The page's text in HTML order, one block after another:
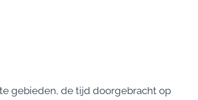
gebieden, de tijd doorgebracht op